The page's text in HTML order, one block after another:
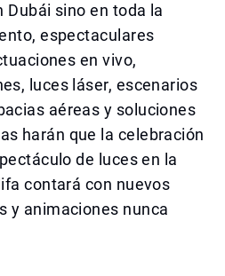
Dubái sino en toda la
espectaculares
en vivo,
luces láser, escenarios
aéreas y soluciones
harán que la celebración
de luces en la
contará con nuevos
y animaciones nunca